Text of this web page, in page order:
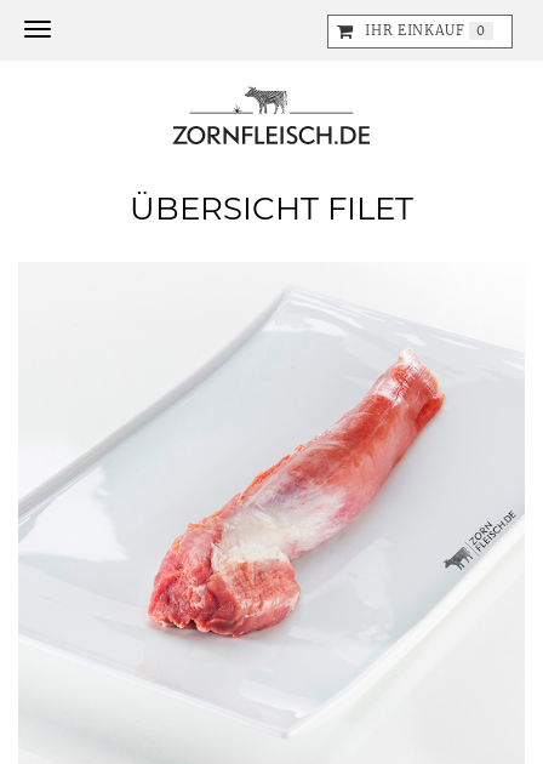
IHR EINKAUF 0
Toggle navigation
ÜBERSICHT FILET